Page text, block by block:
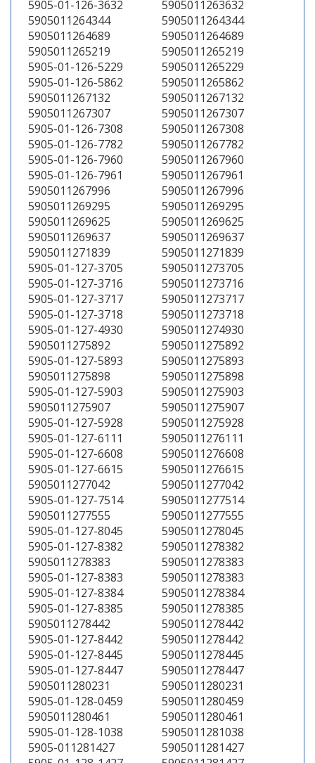
5905-01-126-3632
5905011263632
5905011264344
5905011264344
5905011264689
5905011264689
5905011265219
5905011265219
5905-01-126-5229
5905011265229
5905-01-126-5862
5905011265862
5905011267132
5905011267132
5905011267307
5905011267307
5905-01-126-7308
5905011267308
5905-01-126-7782
5905011267782
5905-01-126-7960
5905011267960
5905-01-126-7961
5905011267961
5905011267996
5905011267996
5905011269295
5905011269295
5905011269625
5905011269625
5905011269637
5905011269637
5905011271839
5905011271839
5905-01-127-3705
5905011273705
5905-01-127-3716
5905011273716
5905-01-127-3717
5905011273717
5905-01-127-3718
5905011273718
5905-01-127-4930
5905011274930
5905011275892
5905011275892
5905-01-127-5893
5905011275893
5905011275898
5905011275898
5905-01-127-5903
5905011275903
5905011275907
5905011275907
5905-01-127-5928
5905011275928
5905-01-127-6111
5905011276111
5905-01-127-6608
5905011276608
5905-01-127-6615
5905011276615
5905011277042
5905011277042
5905-01-127-7514
5905011277514
5905011277555
5905011277555
5905-01-127-8045
5905011278045
5905-01-127-8382
5905011278382
5905011278383
5905011278383
5905-01-127-8383
5905011278383
5905-01-127-8384
5905011278384
5905-01-127-8385
5905011278385
5905011278442
5905011278442
5905-01-127-8442
5905011278442
5905-01-127-8445
5905011278445
5905-01-127-8447
5905011278447
5905011280231
5905011280231
5905-01-128-0459
5905011280459
5905011280461
5905011280461
5905-01-128-1038
5905011281038
5905-011281427
5905011281427